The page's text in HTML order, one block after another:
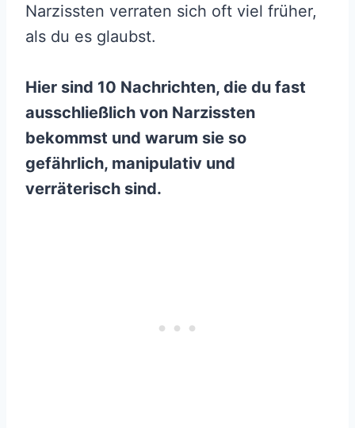
Narzissten verraten sich oft viel früher,
als du es glaubst.
Hier sind 10 Nachrichten, die du fast
ausschließlich von Narzissten
bekommst und warum sie so
gefährlich, manipulativ und
verräterisch sind.